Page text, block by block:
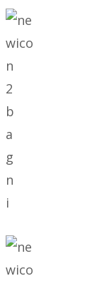
2
b
a
g
n
i